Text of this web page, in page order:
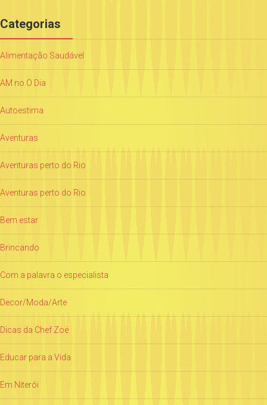
Categorias
Alimentação Saudável
AM no O Dia
Autoestima
Aventuras
Aventuras perto do Rio
Aventuras perto do Rio
Bem estar
Brincando
Com a palavra o especialista
Decor/Moda/Arte
Dicas da Chef Zoë
Educar para a Vida
Em Niterói